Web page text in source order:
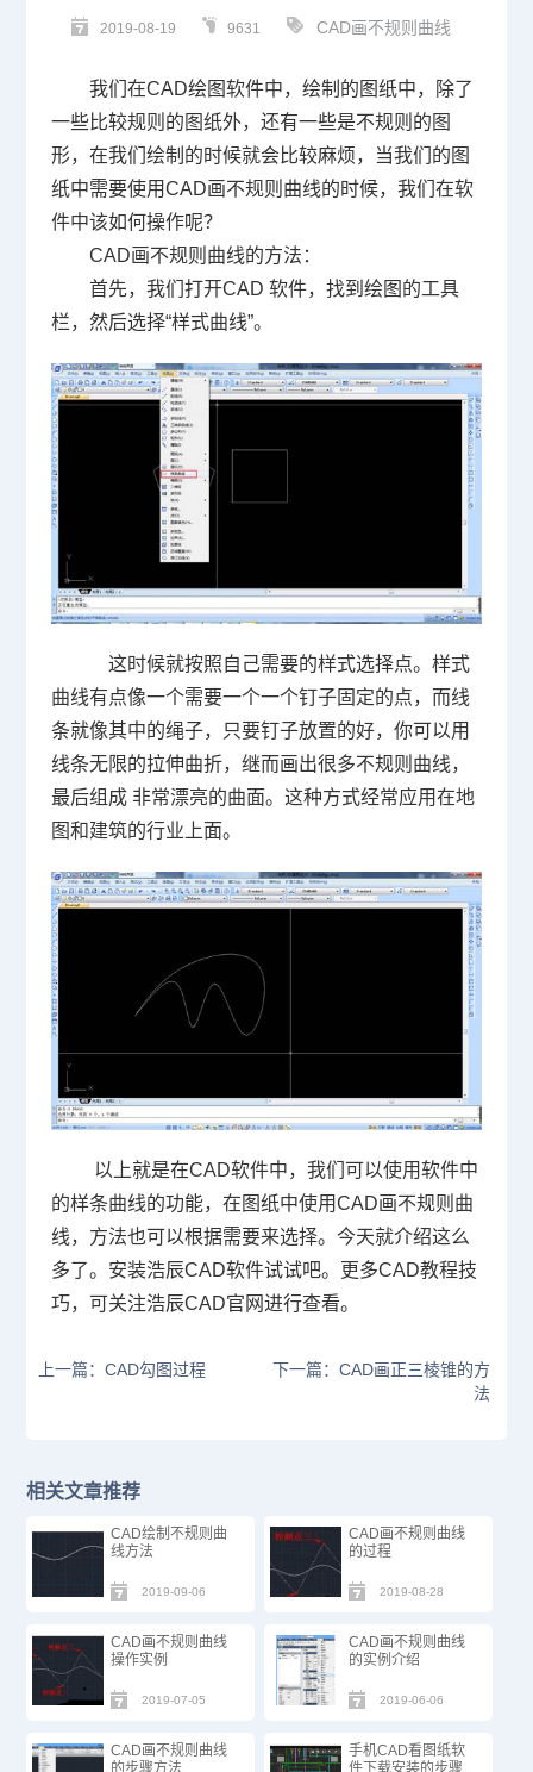
2019-08-19 9631 CAD画不规则曲线
我们在CAD绘图软件中，绘制的图纸中，除了
一些比较规则的图纸外，还有一些是不规则的图
形，在我们绘制的时候就会比较麻烦，当我们的图
纸中需要使用CAD画不规则曲线的时候，我们在软
件中该如何操作呢？
CAD画不规则曲线的方法：
首先，我们打开CAD 软件，找到绘图的工具
栏，然后选择“样式曲线”。
这时候就按照自己需要的样式选择点。样式
曲线有点像一个需要一个一个钉子固定的点，而线
条就像其中的绳子，只要钉子放置的好，你可以用
线条无限的拉伸曲折，继而画出很多不规则曲线，
最后组成 非常漂亮的曲面。这种方式经常应用在地
图和建筑的行业上面。
以上就是在CAD软件中，我们可以使用软件中
的样条曲线的功能，在图纸中使用CAD画不规则曲
线，方法也可以根据需要来选择。今天就介绍这么
多了。安装浩辰CAD软件试试吧。更多CAD教程技
巧，可关注浩辰CAD官网进行查看。
上一篇：CAD勾图过程
下一篇：CAD画正三棱锥的方
法
相关文章推荐
CAD绘制不规则曲
线方法
2019-09-06
CAD画不规则曲线
的过程
2019-08-28
CAD画不规则曲线
操作实例
2019-07-05
CAD画不规则曲线
的实例介绍
2019-06-06
CAD画不规则曲线
的步骤方法
手机CAD看图纸软
件下载安装的步骤